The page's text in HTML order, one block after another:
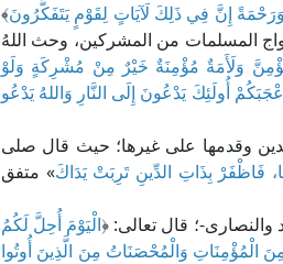
إِنَّ فِي ذَلِكَ لَآيَاتٍ لِقَوْمٍ يَتَفَكَّرُونَ﴾
زواج المسلمات من المشركين، وحث اللهُ
وَلَأَمَةٌ مُؤْمِنَةٌ خَيْرٌ مِنْ مُشْرِكَةٍ وَلَوْ
أُولَئِكَ يَدْعُونَ إِلَى النَّارِ وَاللهُ يَدْعُو
وقدمها على غيرها؛ حيث قال صلى
فَاظْفَرْ بِذَاتِ الدِّينِ تَرِبَتْ يَدَاكَ» متفق
والنصارى-؛ قال تعالى: ﴿الْيَوْمَ أُحِلَّ لَكُمُ
الْمُؤْمِنَاتِ وَالْمُحْصَنَاتُ مِنَ الَّذِينَ أُوتُوا